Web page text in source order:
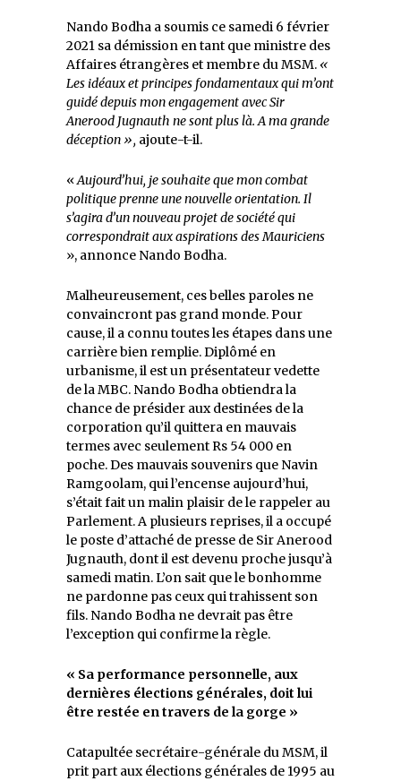
Nando Bodha a soumis ce samedi 6 février
2021 sa démission en tant que ministre des
Affaires étrangères et membre du MSM. «
Les idéaux et principes fondamentaux qui m’ont
guidé depuis mon engagement avec Sir
Anerood Jugnauth ne sont plus là. A ma grande
déception », ajoute-t-il.
«Aujourd’hui, je souhaite que mon combat
politique prenne une nouvelle orientation. Il
s’agira d’un nouveau projet de société qui
correspondrait aux aspirations des Mauriciens
», annonce Nando Bodha.
Malheureusement, ces belles paroles ne
convaincront pas grand monde. Pour
cause, il a connu toutes les étapes dans une
carrière bien remplie. Diplômé en
urbanisme, il est un présentateur vedette
de la MBC. Nando Bodha obtiendra la
chance de présider aux destinées de la
corporation qu’il quittera en mauvais
termes avec seulement Rs 54 000 en
poche. Des mauvais souvenirs que Navin
Ramgoolam, qui l’encense aujourd’hui,
s’était fait un malin plaisir de le rappeler au
Parlement. A plusieurs reprises, il a occupé
le poste d’attaché de presse de Sir Anerood
Jugnauth, dont il est devenu proche jusqu’à
samedi matin. L’on sait que le bonhomme
ne pardonne pas ceux qui trahissent son
fils. Nando Bodha ne devrait pas être
l’exception qui confirme la règle.
« Sa performance personnelle, aux
dernières élections générales, doit lui
être restée en travers de la gorge »
Catapultée secrétaire-générale du MSM, il
prit part aux élections générales de 1995 au